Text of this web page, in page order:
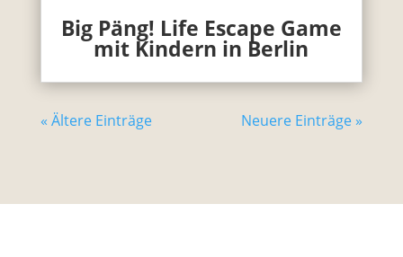
Big Päng! Life Escape Game
mit Kindern in Berlin
« Ältere Einträge Neuere Einträge »